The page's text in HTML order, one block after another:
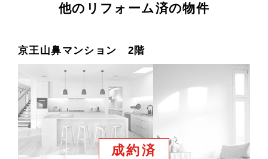
他のリフォーム済の物件
京王山鼻マンション 2階
成約済